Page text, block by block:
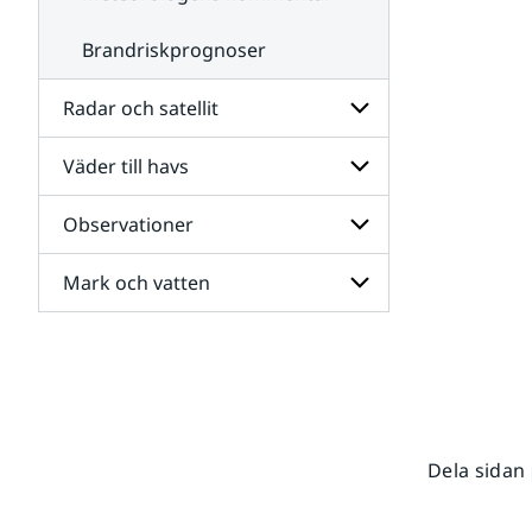
Brandriskprognoser
Radar och satellit
Undersidor
för
Radar
och
satellit
Väder till havs
Undersidor
för
Väder
till
havs
Observationer
Undersidor
för
Mark och vatten
Dela sidan